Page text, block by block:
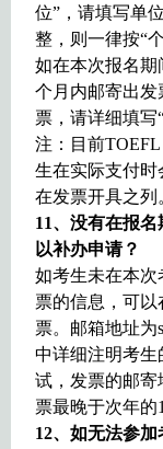
位”，请填写单
整，则一律按“
如在本次报名
个月内邮寄出
票，请详细填写
注：目前
生在实际支付时
在发票开具之列
11、没有在报
以补办申请？
如考生未在本
票的信息，可
票。邮箱地址为
中详细注明考
试，发票的邮
票最晚于次年的
12、如无法参加